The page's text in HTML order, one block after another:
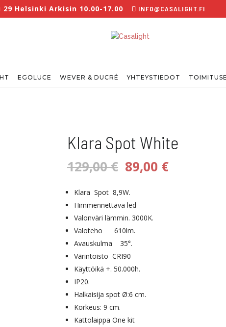
Helsinki Arkisin 10.00-17.00 INFO@CASALIGHT.FI
EGOLUCE WEVER & DUCRÉ YHTEYSTIEDOT
Klara Spot White
129,00€ Alkuperäinen
hinta
oli:
129,00 €.
89,00 €Nykyinen
Klara Spot 8,9W.
Himmennettävä led
Valonväri lämmin. 3000K.
Valoteho 610lm.
Avauskulma 35°.
Värintoisto CRI90
Käyttöikä +. 50.000h.
IP20.
Halkaisija spot Ø:6 cm.
Korkeus: 9 cm.
Kattolaippa One kit